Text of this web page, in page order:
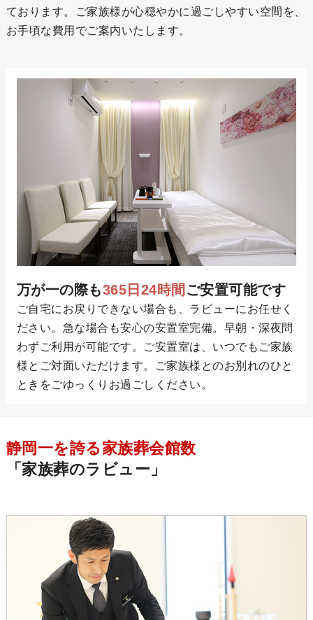
ております。ご家族様が心穏やかに過ごしやすい空間を、
お手頃な費用でご案内いたします。
万が一の際も365日24時間 ご安置可能です
ご自宅にお戻りできない場合も、ラビューにお任せく
ださい。急な場合も安心の安置室完備。早朝・深夜問
わずご利用が可能です。ご安置室は、いつでもご家族
様とご対面いただけます。ご家族様とのお別れのひと
ときをごゆっくりお過ごしください。
静岡一を誇る家族葬会館数
「家族葬のラビュー」